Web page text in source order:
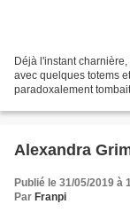
Déjà l'instant
avec quelques totems
paradoxalement
Alexandra
Publié le 31/05/2019 à
Par Franpi